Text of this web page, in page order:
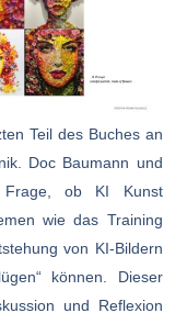
Teil des Buches an
Doc Baumann und
Frage, ob KI Kunst
wie das Training
von KI-Bildern
können. Dieser
und Reflexion